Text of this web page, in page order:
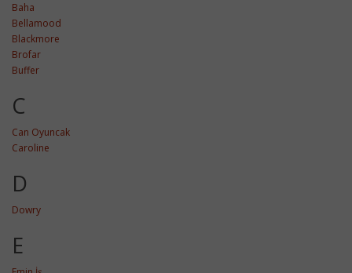
Baha
Bellamood
Blackmore
Brofar
Buffer
C
Can Oyuncak
Caroline
D
Dowry
E